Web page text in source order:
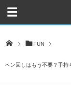
FUN
ペン回しはもう不要？手持